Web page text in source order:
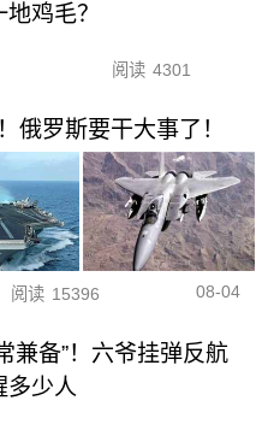
鸡毛？
阅读 4301
俄罗斯要干大事了！
阅读 15396 08-04
兼备”！六爷挂弹反航
多少人